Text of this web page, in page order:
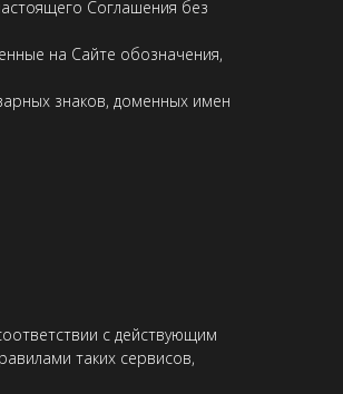
Соглашения без
на Сайте обозначения,
знаков, доменных имен
с действующим
таких сервисов,